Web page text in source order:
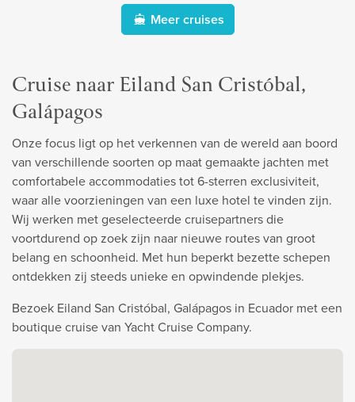
Meer cruises
Cruise naar Eiland San Cristóbal,
Galápagos
Onze focus ligt op het verkennen van de wereld aan boord
van verschillende soorten op maat gemaakte jachten met
comfortabele accommodaties tot 6-sterren exclusiviteit,
waar alle voorzieningen van een luxe hotel te vinden zijn.
Wij werken met geselecteerde cruisepartners die
voortdurend op zoek zijn naar nieuwe routes van groot
belang en schoonheid. Met hun beperkt bezette schepen
ontdekken zij steeds unieke en opwindende plekjes.
Bezoek Eiland San Cristóbal, Galápagos in Ecuador met een
boutique cruise van Yacht Cruise Company.